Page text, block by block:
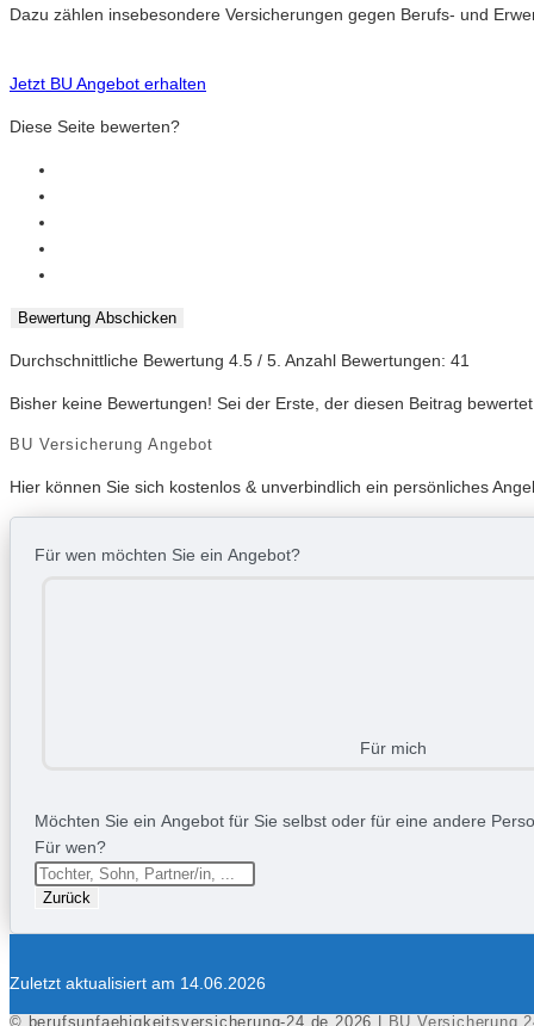
Dazu zählen insebesondere Versicherungen gegen Berufs- und
Jetzt BU Angebot erhalten
Diese Seite bewerten?
Bewertung Abschicken
Durchschnittliche Bewertung 4.5 / 5. Anzahl Bewertungen: 41
Bisher keine Bewertungen! Sei der Erste, der diesen Beitrag
BU Versicherung Angebot
Hier können Sie sich kostenlos & unverbindlich ein persönliches
Für wen möchten Sie ein Angebot?
Für mich
Möchten Sie ein Angebot für Sie selbst oder für eine andere
Für wen?
Zurück
Zuletzt aktualisiert am 14.06.2026
© berufsunfaehigkeitsversicherung-24.de 2026 | BU Versicherung